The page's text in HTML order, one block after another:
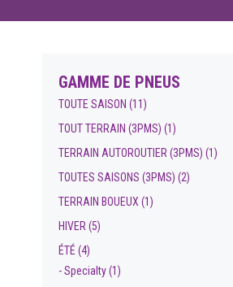
GAMME DE PNEUS
TOUTE SAISON (11)
TOUT TERRAIN (3PMS) (1)
TERRAIN AUTOROUTIER (3PMS) (1)
TOUTES SAISONS (3PMS) (2)
TERRAIN BOUEUX (1)
HIVER (5)
ÉTÉ (4)
- Specialty(1)